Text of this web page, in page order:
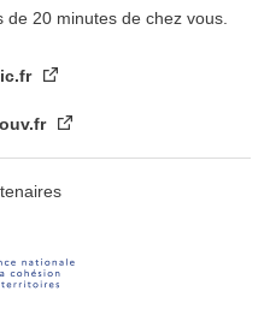
20 minutes de chez vous.